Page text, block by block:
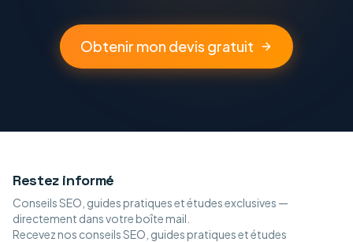
Obtenir mon devis gratuit
Restez informé
Conseils SEO, guides pratiques et études exclusives —
directement dans votre boîte mail.
Recevez nos conseils SEO, guides pratiques et études